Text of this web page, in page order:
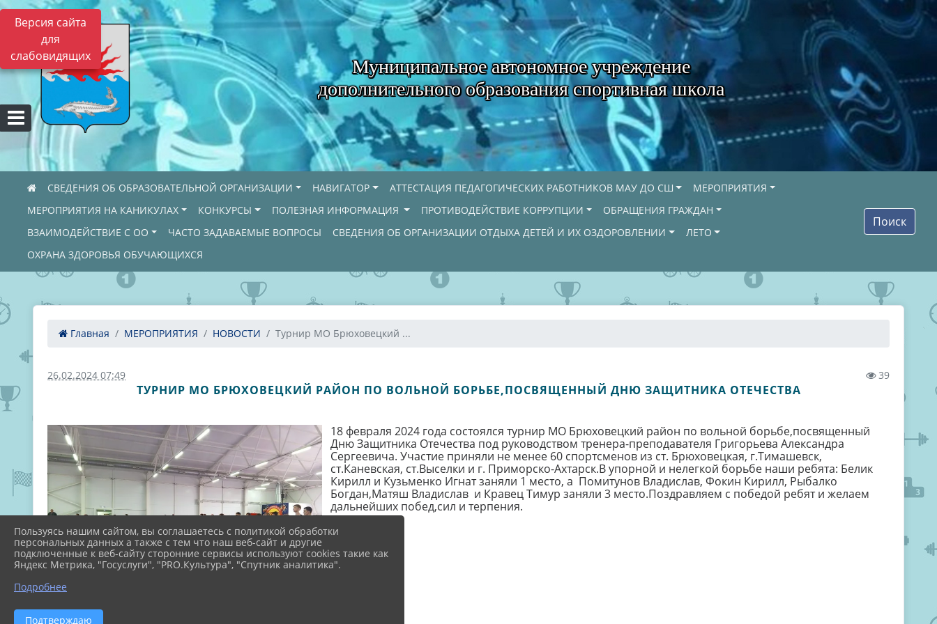
Версия сайта
для
слабовидящих
Муниципальное автономное учреждение
дополнительного образования спортивная школа
СВЕДЕНИЯ ОБ ОБРАЗОВАТЕЛЬНОЙ ОРГАНИЗАЦИИ НАВИГАТОР АТТЕСТАЦИЯ ПЕДАГОГИЧЕСКИХ РАБОТНИКОВ МАУ ДО СШ
МЕРОПРИЯТИЯ
МЕРОПРИЯТИЯ НА КАНИКУЛАХ
КОНКУРСЫ ПОЛЕЗНАЯ ИНФОРМАЦИЯ ПРОТИВОДЕЙСТВИЕ КОРРУПЦИИ
ОБРАЩЕНИЯ ГРАЖДАН
ВЗАИМОДЕЙСТВИЕ С ОО
ЧАСТО ЗАДАВАЕМЫЕ ВОПРОСЫ СВЕДЕНИЯ ОБ ОРГАНИЗАЦИИ ОТДЫХА ДЕТЕЙ И ИХ ОЗДОРОВЛЕНИИ
ЛЕТО
ОХРАНА ЗДОРОВЬЯ ОБУЧАЮЩИХСЯ
Поиск
Главная МЕРОПРИЯТИЯ НОВОСТИ Турнир МО Брюховецкий ...
26.02.2024 07:49 39
ТУРНИР МО БРЮХОВЕЦКИЙ РАЙОН ПО ВОЛЬНОЙ БОРЬБЕ,ПОСВЯЩЕННЫЙ ДНЮ ЗАЩИТНИКА ОТЕЧЕСТВА
18 февраля 2024 года состоялся турнир МО Брюховецкий район по вольной борьбе,посвященный
Дню Защитника Отечества под руководством тренера-преподавателя Григорьева Александра
Сергеевича. Участие приняли не менее 60 спортсменов из ст. Брюховецкая, г.Тимашевск,
ст.Каневская, ст.Выселки и г. Приморско-Ахтарск.В упорной и нелегкой борьбе наши ребята: Белик
Кирилл и Кузьменко Игнат заняли 1 место, а Помитунов Владислав, Фокин Кирилл, Рыбалко
Богдан,Матяш Владислав и Кравец Тимур заняли 3 место.Поздравляем с победой ребят и желаем
дальнейших побед,сил и терпения.
Пользуясь нашим сайтом, вы соглашаетесь с политикой обработки
персональных данных а также с тем что наш веб-сайт и другие
подключенные к веб-сайту сторонние сервисы используют cookies такие как
Яндекс Метрика, "Госуслуги", "PRO.Культура", "Спутник аналитика".
Подробнее
Подтверждаю